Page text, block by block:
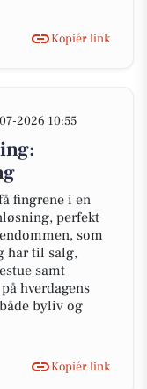
Kopiér link
2026 10:55
fingrene i en
perfekt
som
har til salg,
samt
hverdagens
byliv og
Kopiér link